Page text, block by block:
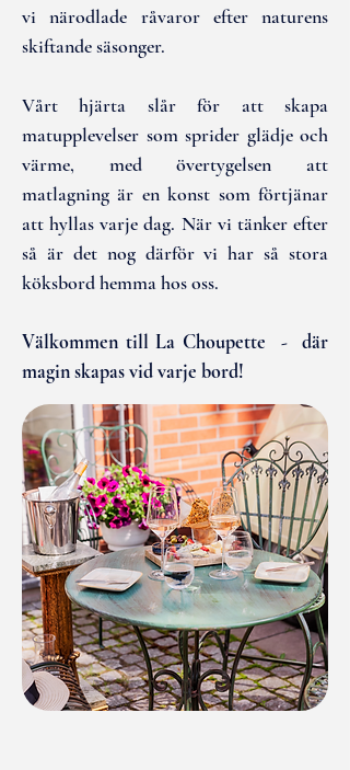
vi närodlade råvaror efter naturens
skiftande säsonger.
Vårt hjärta slår för att skapa
matupplevelser som sprider glädje och
värme, med övertygelsen att
matlagning är en konst som förtjänar
att hyllas varje dag. När vi tänker efter
så är det nog därför vi har så stora
köksbord hemma hos oss.
Välkommen till La Choupette - där
magin skapas vid varje bord!